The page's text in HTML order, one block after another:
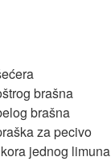
brašna
brašna
za pecivo
jednog limuna